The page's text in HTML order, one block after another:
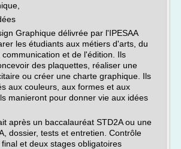
Graphique délivrée par l'IPESAA
les étudiants aux métiers d'arts, du
et de l'édition. Ils
des plaquettes, réaliser une
ou créer une charte graphique. Ils
aux couleurs, aux formes et aux
manieront pour donner vie aux idées
après un baccalauréat STD2A ou une
dossier, tests et entretien. Contrôle
et deux stages obligatoires